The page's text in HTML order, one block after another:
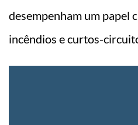
desempenham um papel
incêndios e curtos-